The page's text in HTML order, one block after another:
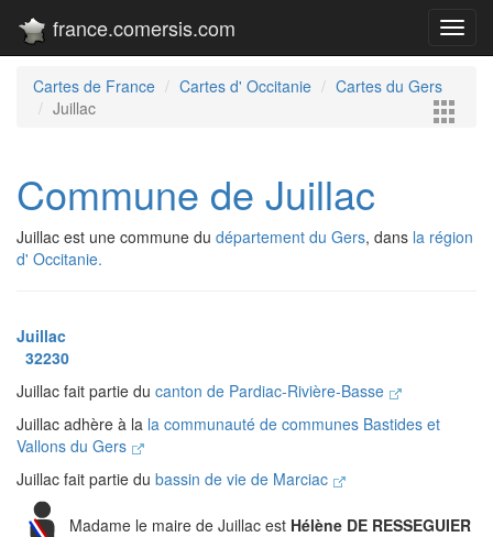
france.comersis.com
Cartes de France Cartes d' Occitanie
Cartes du Gers
Juillac
Commune de Juillac
Juillac est une commune du département du Gers, dans la région
d' Occitanie.
Juillac
32230
Juillac fait partie du canton de Pardiac-Rivière-Basse
Juillac adhère à la la communauté de communes Bastides et
Vallons du Gers
Juillac fait partie du bassin de vie de Marciac
Madame le maire de Juillac est Hélène DE RESSEGUIER